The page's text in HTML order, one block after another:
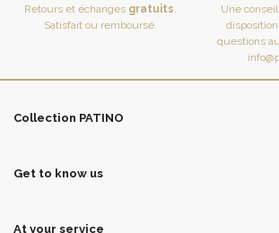
Retours et échanges gratuits.
Satisfait ou remboursé.
Une
questions au
Collection PATINO
Get to know us
At your service